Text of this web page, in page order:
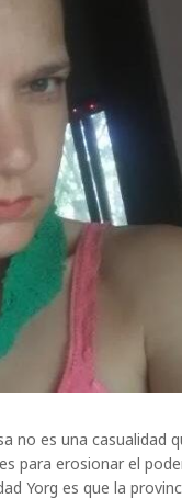
no es una casualidad
para erosionar el
Yorg es que la